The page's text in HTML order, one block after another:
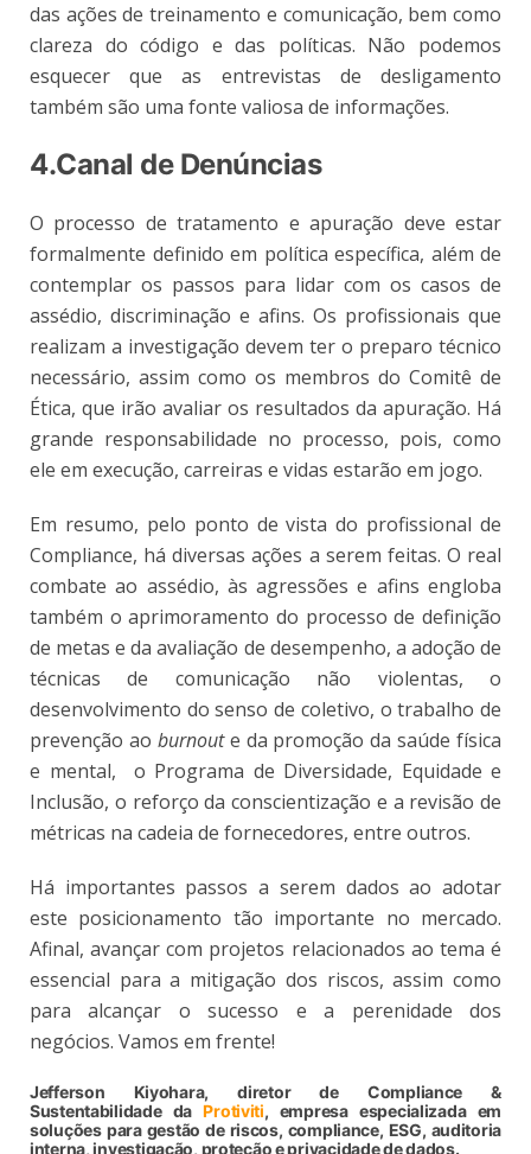
das ações de treinamento e comunicação, bem como
clareza do código e das políticas. Não podemos
esquecer que as entrevistas de desligamento
também são uma fonte valiosa de informações.
4.Canal de Denúncias
O processo de tratamento e apuração deve estar
formalmente definido em política específica, além de
contemplar os passos para lidar com os casos de
assédio, discriminação e afins. Os profissionais que
realizam a investigação devem ter o preparo técnico
necessário, assim como os membros do Comitê de
Ética, que irão avaliar os resultados da apuração. Há
grande responsabilidade no processo, pois, como
ele em execução, carreiras e vidas estarão em jogo.
Em resumo, pelo ponto de vista do profissional de
Compliance, há diversas ações a serem feitas. O real
combate ao assédio, às agressões e afins engloba
também o aprimoramento do processo de definição
de metas e da avaliação de desempenho, a adoção de
técnicas de comunicação não violentas, o
desenvolvimento do senso de coletivo, o trabalho de
prevenção ao burnoute da promoção da saúde física
e mental, o Programa de Diversidade, Equidade e
Inclusão, o reforço da conscientização e a revisão de
métricas na cadeia de fornecedores, entre outros.
Há importantes passos a serem dados ao adotar
este posicionamento tão importante no mercado.
Afinal, avançar com projetos relacionados ao tema é
essencial para a mitigação dos riscos, assim como
para alcançar o sucesso e a perenidade dos
negócios. Vamos em frente!
Jefferson Kiyohara, diretor de Compliance &
Sustentabilidade daProtiviti, empresa especializada em
soluções para gestão de riscos, compliance, ESG, auditoria
interna, investigação, proteção e privacidade de dados.